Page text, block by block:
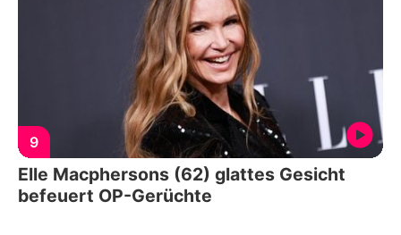
9
Elle Macphersons (62) glattes Gesicht
befeuert OP-Gerüchte